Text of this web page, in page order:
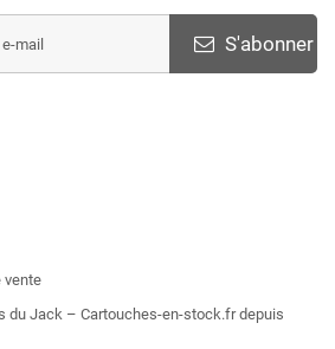
S'abonner
vente
du Jack – Cartouches-en-stock.fr depuis